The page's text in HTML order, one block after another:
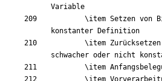
\item Setzen von
\item
\item
\item